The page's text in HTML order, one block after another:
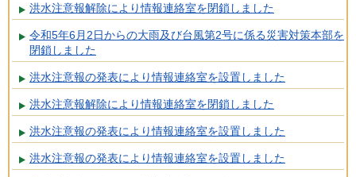
洪水注意報解除により情報連絡室を閉鎖しました
令和5年6月2日からの大雨及び台風第2号に係る災害対策本部を
閉鎖しました
洪水注意報の発表により情報連絡室を設置しました
洪水注意報解除により情報連絡室を閉鎖しました
洪水注意報の発表により情報連絡室を設置しました
洪水注意報の発表により情報連絡室を設置しました